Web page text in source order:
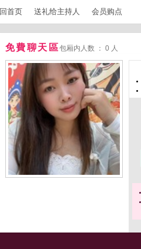
回首页 送礼给主持人 会员购点
免費聊天區包厢内人数 ： 0 人